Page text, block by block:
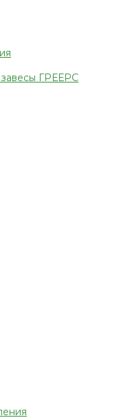
ГРЕЕРС